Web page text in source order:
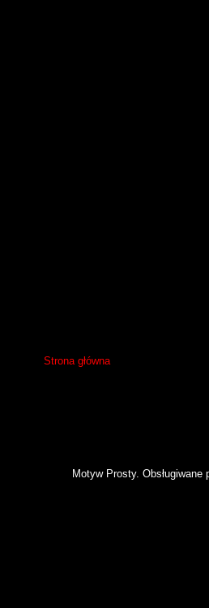
Strona główna
Motyw Prosty. Obsługiwane